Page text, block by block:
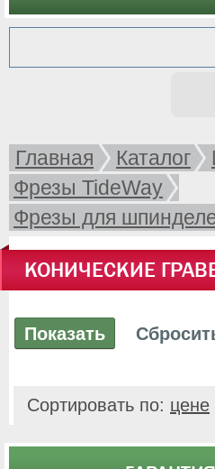
Главная Каталог
Фрезы TideWay
Фрезы для
Umarq Gem-RX5 и
КОНИЧЕСКИЕ
Сортировать по: цене